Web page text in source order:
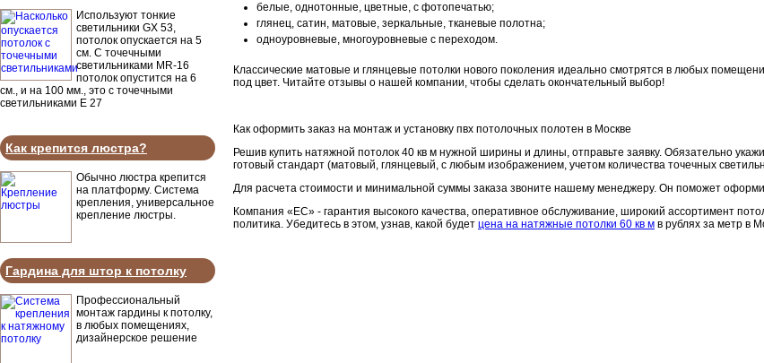
Используют тонкие
светильники GX 53,
потолок опускается на 5
см. С точечными
светильниками MR-16
потолок опустится на 6
см., и на 100 мм., это с точечными
светильниками Е 27
Как крепится люстра?
Обычно люстра крепится
на платформу. Система
крепления, универсальное
крепление люстры.
Гардина для штор к потолку
Профессиональный
монтаж гардины к потолку,
в любых помещениях,
дизайнерское решение
белые, однотонные, цветные, с фотопечатью;
глянец, сатин, матовые, зеркальные, тканевые полотна;
одноуровневые, многоуровневые с переходом.
Классические матовые и глянцевые потолки нового поколения идеально смотрятся в любых
под цвет. Читайте отзывы о нашей компании, чтобы сделать окончательный выбор!
Как оформить заказ на монтаж и установку пвх потолочных полотен в Москве
Решив купить натяжной потолок 40 кв м нужной ширины и длины, отправьте заявку. Обязательно
готовый стандарт (матовый, глянцевый, с любым изображением, учетом количества точечных
Для расчета стоимости и минимальной суммы заказа звоните нашему менеджеру. Он поможет
Компания «ЕС» - гарантия высокого качества, оперативное обслуживание, широкий ассортимент
политика. Убедитесь в этом, узнав, какой будет цена на натяжные потолки 60 кв м в рублях за метр в